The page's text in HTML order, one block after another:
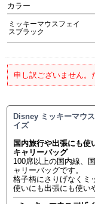
カラー
ミッキーマウスフェイ
スブラック
申し訳ございません。
Disney ミッキーマウ
イズ
国内旅行や出張にも使
キャリーバッグ
100席以上の国内線、
ャリーバッグです。
格子柄にさりげなくミ
使いにも出張にも使い